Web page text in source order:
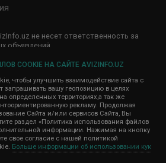
не несет ответственность за
объявлений.
информацию зарегистрированных
сайтов на которые ссылается
нашего сайта представлена
Advertising Network. Чтобы узнать
Google нажмите тут
COOKIE НА САЙТЕ AVIZINFO.UZ
чтобы улучшить взаимодействие сайта с
запрашивать вашу геопозицию в целях
определенных территориях,а так же
рекламу. Продолжая
Сайта и/или сервисов Сайта, Вы
раздел «Политика использования файлов
информации. Нажимая на кнопку
свое согласие с нашей политикой
Больше информации об использовании кук